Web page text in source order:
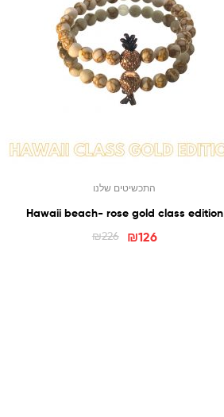
התכשיטים שלנו
Hawaii beach- rose gold class edition
₪226 ₪126